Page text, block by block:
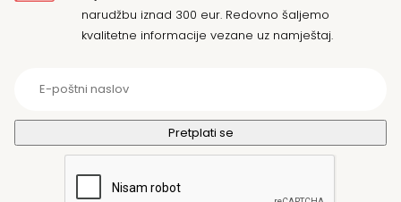
narudžbu iznad 300 eur. Redovno šaljemo
kvalitetne informacije vezane uz namještaj.